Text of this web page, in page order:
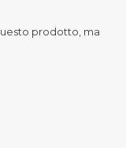
prodotto, ma